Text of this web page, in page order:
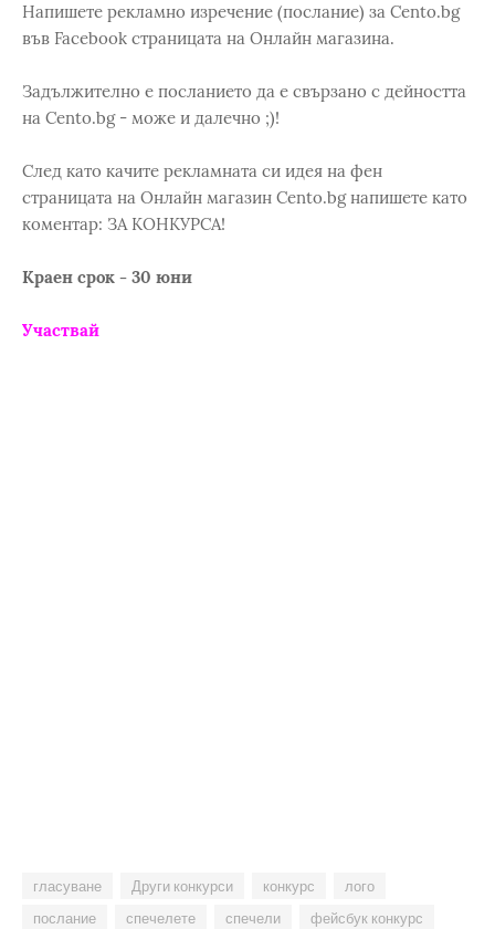
Напишете рекламно изречение (послание) за Cento.bg
във Facebook страницата на Онлайн магазина.
Задължително е посланието да е свързано с дейността
на Cento.bg - може и далечно ;)!
След като качите рекламната си идея на фен
страницата на Онлайн магазин Cento.bg напишете като
коментар: ЗА КОНКУРСА!
Краен срок - 30 юни
Участвай
гласуване Други конкурси конкурс
лого
послание
спечелете спечели фейсбук конкурс